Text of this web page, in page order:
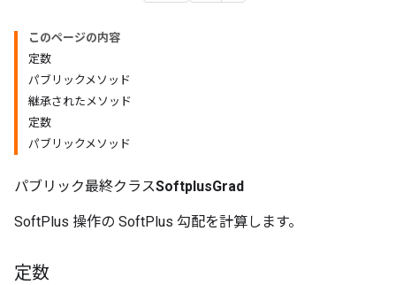
このページの内容
定数
パブリックメソッド
継承されたメソッド
定数
パブリックメソッド
パブリック最終クラスSoftplusGrad
SoftPlus 操作の SoftPlus 勾配を計算します。
定数